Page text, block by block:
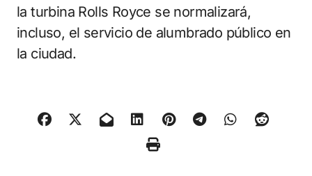
la turbina Rolls Royce se normalizará,
incluso, el servicio de alumbrado público en
la ciudad.